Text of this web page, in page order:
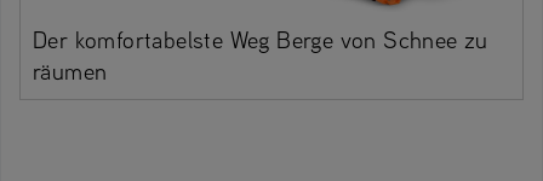
Der komfortabelste Weg Berge von Schnee zu
räumen